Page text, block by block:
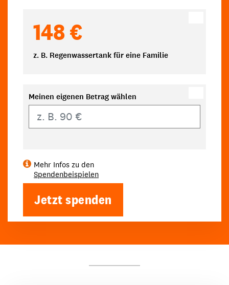
148 €
z. B. Regenwassertank für eine Familie
Meinen eigenen Betrag wählen
Mehr Infos zu den
Spendenbeispielen
Jetzt spenden